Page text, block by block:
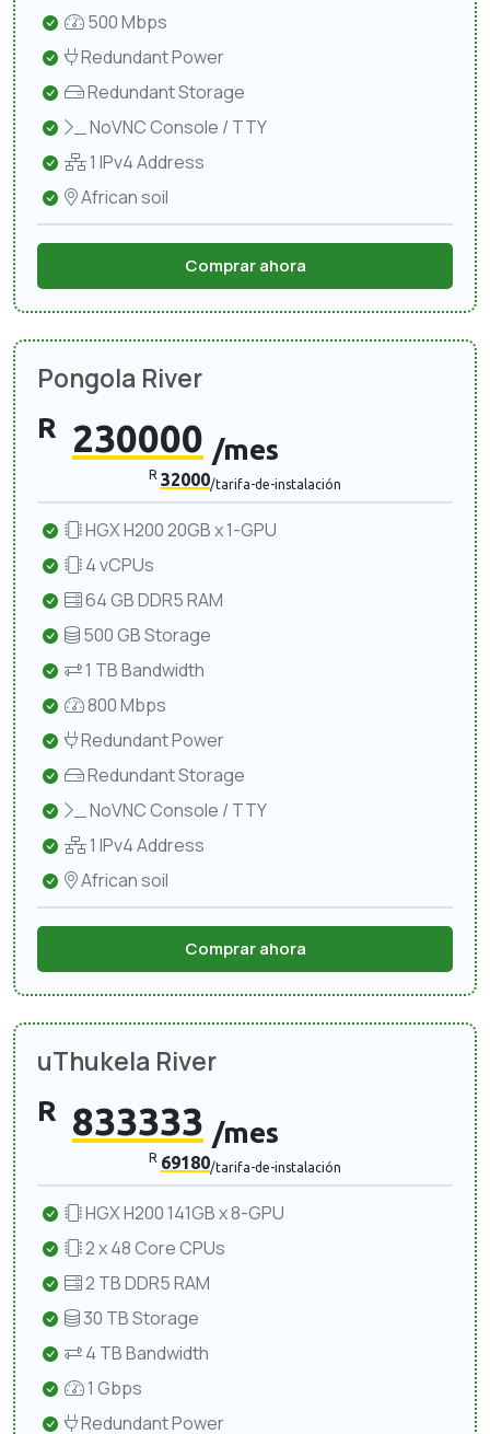
500 Mbps
Redundant Power
Redundant Storage
NoVNC Console / TTY
1 IPv4 Address
African soil
Comprar ahora
Pongola River
R 230000 /mes
R 32000/tarifa-de-instalación
HGX H200 20GB x 1-GPU
4 vCPUs
64 GB DDR5 RAM
500 GB Storage
1 TB Bandwidth
800 Mbps
Redundant Power
Redundant Storage
NoVNC Console / TTY
1 IPv4 Address
African soil
Comprar ahora
uThukela River
R 833333 /mes
R 69180/tarifa-de-instalación
HGX H200 141GB x 8-GPU
2 x 48 Core CPUs
2 TB DDR5 RAM
30 TB Storage
4 TB Bandwidth
1 Gbps
Redundant Power